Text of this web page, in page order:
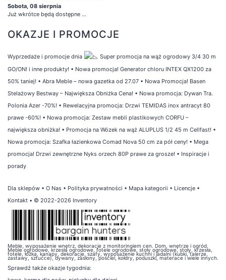
Sobota, 08 sierpnia
Już wkrótce będą dostępne ...
OKAZJE I PROMOCJE
Wyprzedaże i promocje dnia
Super promocja na wąż ogrodowy 3/4 30 m
GO/ON! i inne produkty! • Nowa promocja! Generator chloru INTEX QX1200 za
50% taniej! • Abra Meble – nowa gazetka od 27.07 • Nowa Promocja! Basen
Stelażowy Bestway – Największa Obniżka Cena! • Nowa promocja: Dywan Tra.
Polonia Azer -70%! • Rewelacyjna promocja: Drzwi TEMIDAS inox antracyt 80
prawe -60%! • Nowa promocja: Zestaw mebli plastikowych CORFU –
największa obniżka! • Promocja na Wózek na wąż ALUPLUS 1/2 45 m Cellfast! •
Nowa promocja: Szafka łazienkowa Comad Nova 50 cm za pół ceny! • Mega
promocja! Drzwi zewnętrzne Nyks orzech 80P prawe za grosze! • Inspiracje i
porady
Dla sklepów • O Nas • Polityka prywatności • Mapa kategorii • Licencje •
Kontakt • © 2022-2026 Inventory
Meble, wyposażenie wnętrz, dekoracje z monitoringiem cen. Dom, wnętrze i ogród.
Meble ogrodowe, krzesła ogrodowe, fotele ogrodowe, stoły ogrodowe, stoły, krzesła,
fotele, łóżka, kanapy, dekoracje, szafy, wyposażenie kuchni i jadalni (kubki, talerze,
zastawy, sztućce), dywany, zasłony, pościel, kołdry, poduszki, materace i wiele innych.
Sprawdź także okazje tygodnia: